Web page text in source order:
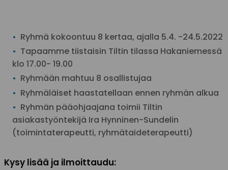
Ryhmä kokoontuu 8 kertaa, ajalla 5.4. -24.5.2022
Tapaamme tiistaisin Tiltin tilassa Hakaniemessä
klo 17.00- 19.00
Ryhmään mahtuu 8 osallistujaa
Ryhmäläiset haastatellaan ennen ryhmän alkua
Ryhmän pääohjaajana toimii Tiltin
asiakastyöntekijä Ira Hynninen-Sundelin
(toimintaterapeutti, ryhmätaideterapeutti)
Kysy lisää ja ilmoittaudu: